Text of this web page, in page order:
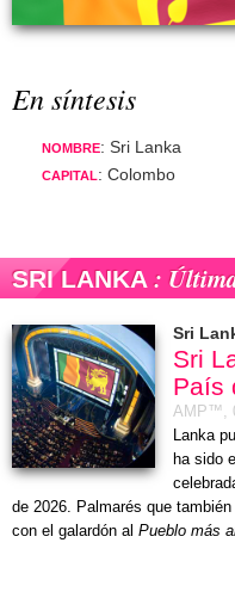
En síntesis
NOMBRE: Sri Lanka
CAPITAL: Colombo
SRI LANKA :
Sri
Sri
País
AMP™,
Lanka
ha sido
de 2026. Palmarés que
con el galardón al Pueblo más